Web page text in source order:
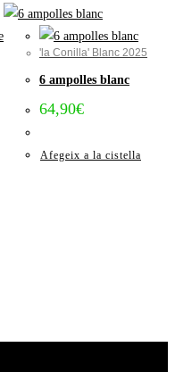
'la Conilla' Blanc 2025
6 ampolles blanc
64,90€
Afegeix a la cistella